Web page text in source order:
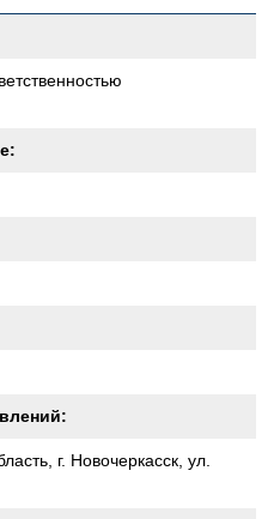
г. Новочеркасск, ул.